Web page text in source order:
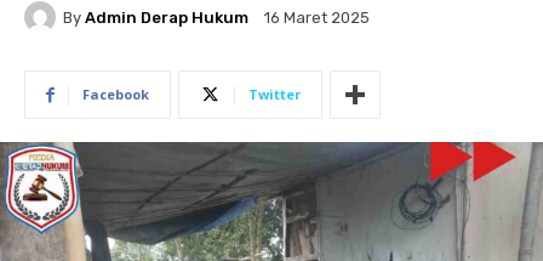
By Admin Derap Hukum 16 Maret 2025
Facebook Twitter